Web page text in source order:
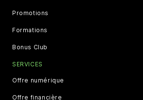
Promotions
Formations
Bonus Club
SERVICES
Offre numérique
Offre financière